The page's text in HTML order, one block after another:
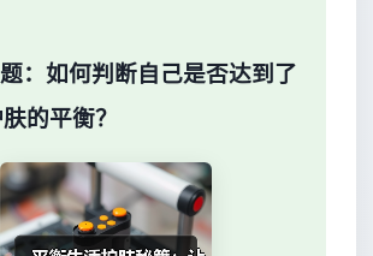
题：如何判断自己是否达到了
的平衡？